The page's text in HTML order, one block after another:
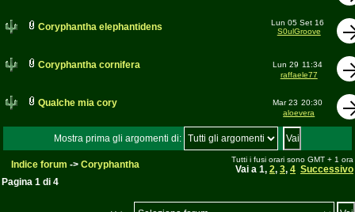
Coryphantha elephantidens
Lun 05 Set 16
S0ulGroove
Coryphantha cornifera Lun 29 11:34
raffaele77
Qualche mia cory Mar 23 20:30
aloevera
Mostra prima gli argomenti di:
Indice forum -> Coryphantha Tutti i fusi orari sono GMT + 1 ora
Vai a 1, 2, 3, 4 Successivo
Pagina 1 di 4